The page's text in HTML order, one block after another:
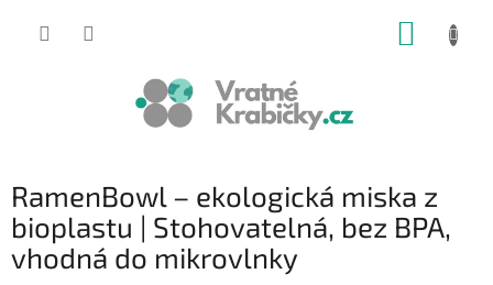
RamenBowl – ekologická miska z
bioplastu | Stohovatelná, bez BPA,
vhodná do mikrovlnky